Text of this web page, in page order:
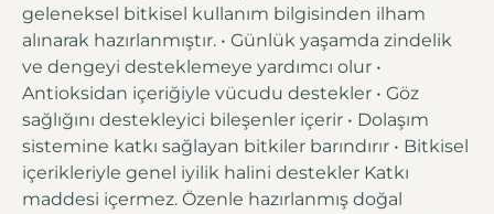
geleneksel bitkisel kullanım bilgisinden ilham
alınarak hazırlanmıştır. • Günlük yaşamda zindelik
ve dengeyi desteklemeye yardımcı olur •
Antioksidan içeriğiyle vücudu destekler • Göz
sağlığını destekleyici bileşenler içerir • Dolaşım
sistemine katkı sağlayan bitkiler barındırır • Bitkisel
içerikleriyle genel iyilik halini destekler Katkı
maddesi içermez. Özenle hazırlanmış doğal